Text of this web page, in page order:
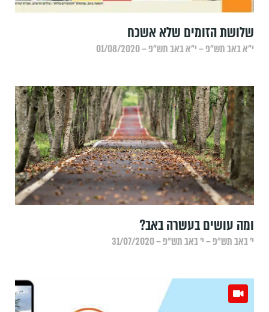
שלושת הזומים שלא אשכח
י״א באב תש״פ – י״א באב תש״פ – 01/08/2020
ומה עושים בעשרה באב?
י׳ באב תש״פ – י׳ באב תש״פ – 31/07/2020